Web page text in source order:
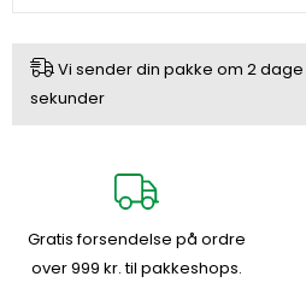
Vi sender din pakke om 2 dage
sekunder
Gratis forsendelse på ordre
over 999 kr. til pakkeshops.